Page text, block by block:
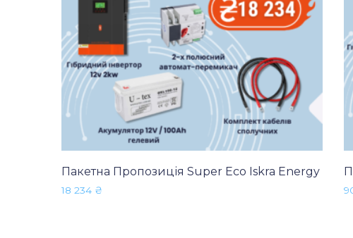
Пакетна Пропозиція Super Eco Iskra Energy
18 234 ₴